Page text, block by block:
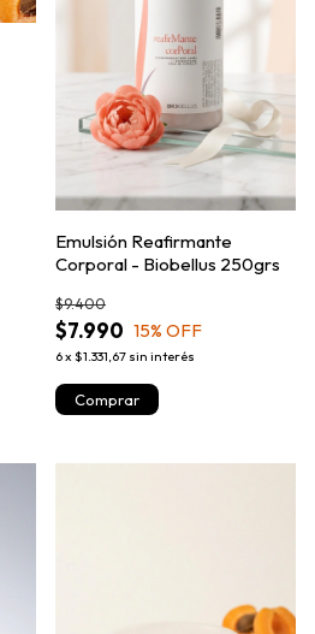
Emulsión Reafirmante
Corporal - Biobellus 250grs
$7.990
$9.400
15% OFF
6x $1.331,67 sin interés